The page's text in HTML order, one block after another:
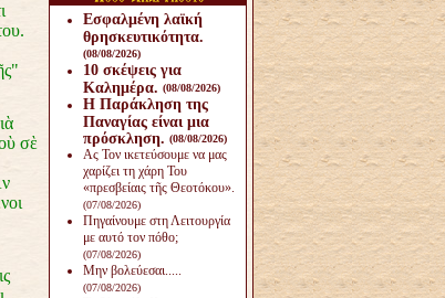
σὲ
Εσφαλμένη λαϊκή
θρησκευτικότητα.
(08/08/2026)
10 σκέψεις για
Καλημέρα. (08/08/2026)
Η Παράκληση της
Παναγίας είναι μια
πρόσκληση. (08/08/2026)
Ας Τον ικετεύσουμε να μας
χαρίζει τη χάρη Του
«πρεσβείαις τῆς Θεοτόκου».
(07/08/2026)
Πηγαίνουμε στη Λειτουργία
με αυτό τον πόθο;
(07/08/2026)
Μην βολεύεσαι.....
(07/08/2026)